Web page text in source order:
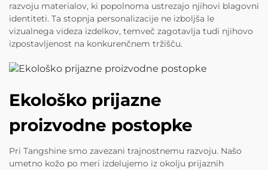
razvoju materialov, ki popolnoma ustrezajo njihovi blagovni
identiteti. Ta stopnja personalizacije ne izboljša le
vizualnega videza izdelkov, temveč zagotavlja tudi njihovo
izpostavljenost na konkurenčnem tržišču.
Ekološko prijazne
proizvodne postopke
Pri Tangshine smo zavezani trajnostnemu razvoju. Našo
umetno kožo po meri izdelujemo iz okolju prijaznih